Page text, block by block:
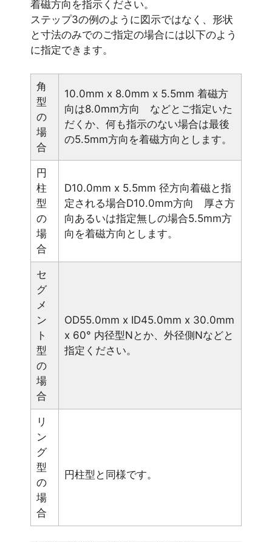
着磁方向を指示ください。
ステップ3の例のように図示ではなく、形状
と寸法のみでのご指定の場合には以下のよう
に指定できます。
角
型
の
場
合
10.0mm x 8.0mm x 5.5mm 着磁方
向は8.0mm方向 などとご指定いた
だくか、何も指示のない場合は最後
の5.5mm方向を着磁方向とします。
円
柱
型
の
場
合
D10.0mm x 5.5mm 径方向着磁と指
定される場合D10.0mm方向 厚さ方
向あるいは指定無しの場合5.5mm方
向を着磁方向とします。
セ
グ
メ
ン
ト
型
の
場
合
OD55.0mm x ID45.0mm x 30.0mm
x 60° 内径型Nとか、外径側Nなどと
指定ください。
リ
ン
グ
型
の
場
合
円柱型と同様です。